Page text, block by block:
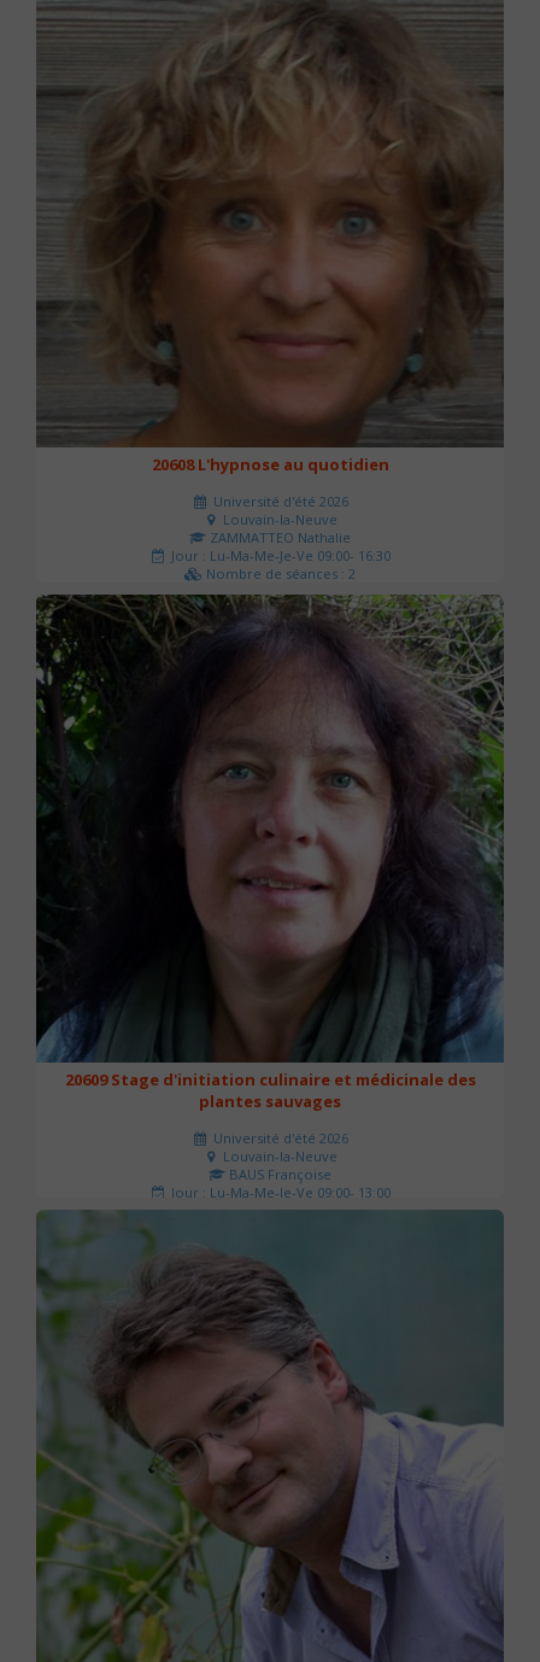
20608 L'hypnose au quotidien
Université d'été 2026
Louvain-la-Neuve
ZAMMATTEO Nathalie
Jour : Lu-Ma-Me-Je-Ve 09:00- 16:30
Nombre de séances : 2
140 €
20609 Stage d'initiation culinaire et médicinale des
plantes sauvages
Université d'été 2026
Louvain-la-Neuve
BAUS Françoise
Jour : Lu-Ma-Me-Je-Ve 09:00- 13:00
Nombre de séances : 3